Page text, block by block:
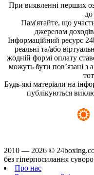
При виявленні перших
до
Пам'ятайте, що
джерелом
Інформаційний ресурс
реальні та/або
жодній формі оплату
можуть бути пов’язані з
Будь-які матеріали на
публікуються
2010 — 2026 ©
без гіперпосилання
Про нас